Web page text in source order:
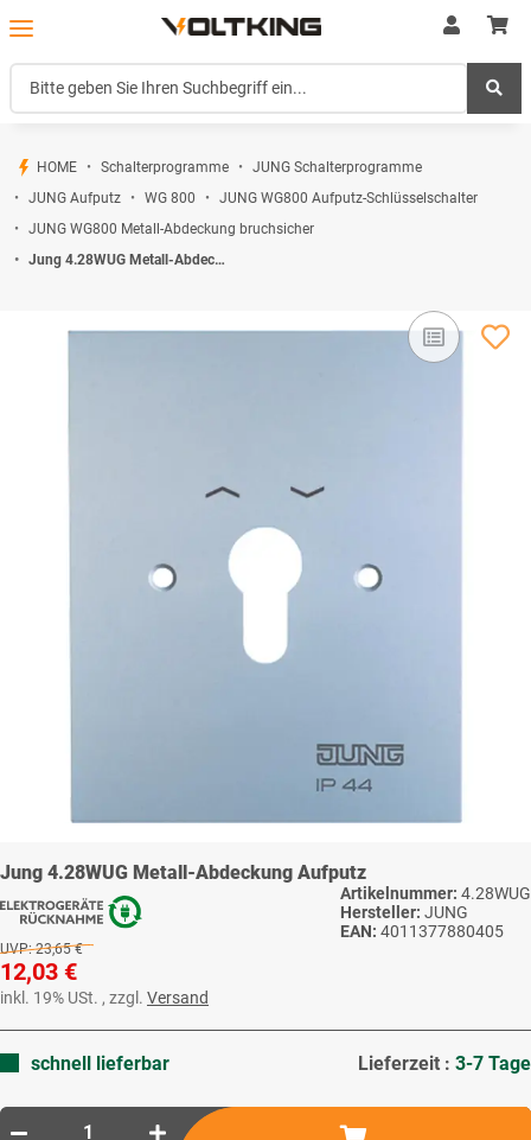
HOME Schalterprogramme
JUNG Schalterprogramme
JUNG Aufputz
WG 800
JUNG WG800 Aufputz-Schlüsselschalter
JUNG WG800 Metall-Abdeckung bruchsicher
Jung 4.28WUG Metall-Abdeckung Aufputz
Jung 4.28WUG Metall-Abdeckung Aufputz
Artikelnummer: 4.28WUG
Hersteller: JUNG
EAN: 4011377880405
UVP: 23,65 €
12,03 €
inkl. 19% USt. , zzgl. Versand
schnell lieferbar Lieferzeit : 3-7 Tage